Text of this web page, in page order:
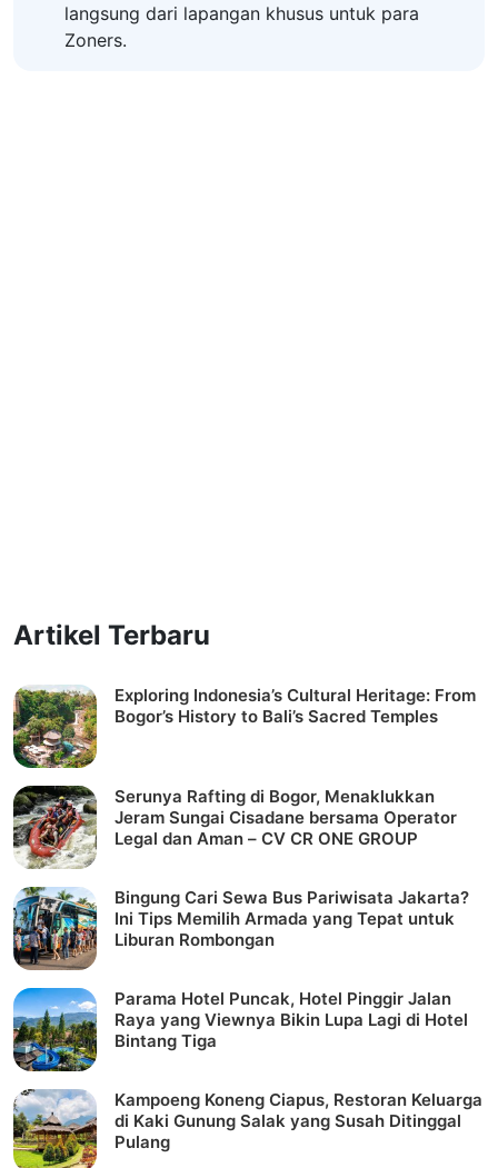
langsung dari lapangan khusus untuk para
Zoners.
Artikel Terbaru
Exploring Indonesia’s Cultural Heritage: From
Bogor’s History to Bali’s Sacred Temples
Serunya Rafting di Bogor, Menaklukkan
Jeram Sungai Cisadane bersama Operator
Legal dan Aman – CV CR ONE GROUP
Bingung Cari Sewa Bus Pariwisata Jakarta?
Ini Tips Memilih Armada yang Tepat untuk
Liburan Rombongan
Parama Hotel Puncak, Hotel Pinggir Jalan
Raya yang Viewnya Bikin Lupa Lagi di Hotel
Bintang Tiga
Kampoeng Koneng Ciapus, Restoran Keluarga
di Kaki Gunung Salak yang Susah Ditinggal
Pulang